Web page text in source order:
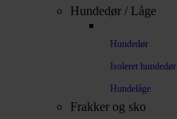
Hundedør / Låge
Hundedør
Isoleret hundedør
Hundelåge
Frakker og sko